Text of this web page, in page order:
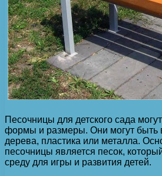
Песочницы для детского сада
формы и размеры. Они могут быть
дерева, пластика или металла.
песочницы является песок,
среду для игры и развития детей.